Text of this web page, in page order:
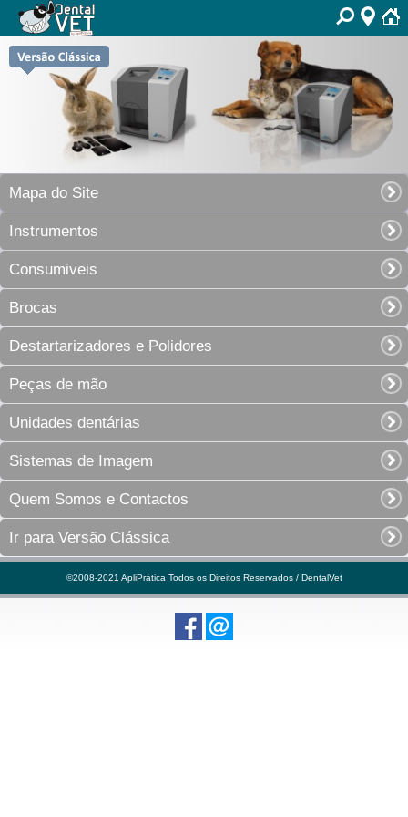
Mapa do Site
Instrumentos
Consumiveis
Brocas
Destartarizadores e Polidores
Peças de mão
Unidades dentárias
Sistemas de Imagem
Quem Somos e Contactos
Ir para Versão Clássica
©2008-2021 ApliPrática Todos os Direitos Reservados / DentalVet